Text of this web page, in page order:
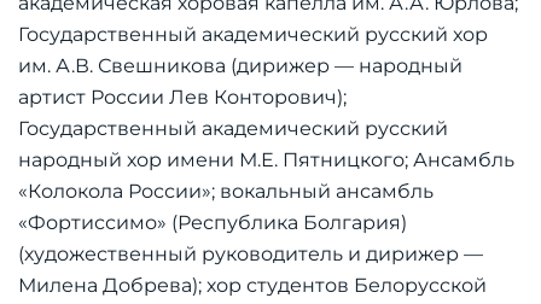
Государственный академический русский хор
им. А.В. Свешникова (дирижер — народный
артист России Лев Конторович);
Государственный академический русский
народный хор имени М.Е. Пятницкого; Ансамбль
«Колокола России»; вокальный ансамбль
«Фортиссимо» (Республика Болгария)
(художественный руководитель и дирижер —
Милена Добрева); хор студентов Белорусской